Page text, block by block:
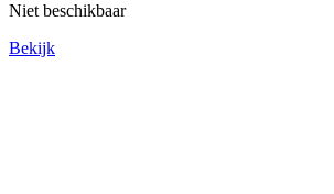
Niet beschikbaar
Bekijk